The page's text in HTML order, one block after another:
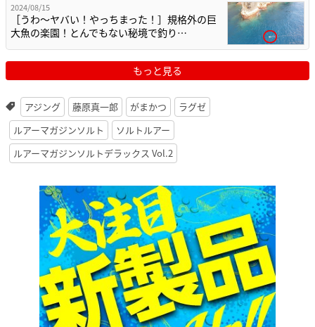
2024/08/15
［うわ〜ヤバい！やっちまった！］規格外の巨
大魚の楽園！とんでもない秘境で釣り…
もっと見る
アジング 藤原真一郎 がまかつ
ラグゼ
ルアーマガジンソルト
ソルトルアー
ルアーマガジンソルトデラックス Vol.2